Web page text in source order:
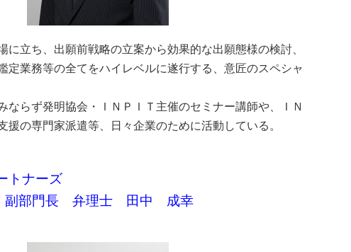
に立ち、出願前戦略の立案から効果的な出願態様の検討、
定業務等の全てをハイレベルに遂行する、意匠のスペシャ
ならず発明協会・ＩＮＰＩＴ主催のセミナー講師や、ＩＮ
援の専門家派遣等、日々企業のために活動している。
トナーズ
長 弁理士 田中 成幸